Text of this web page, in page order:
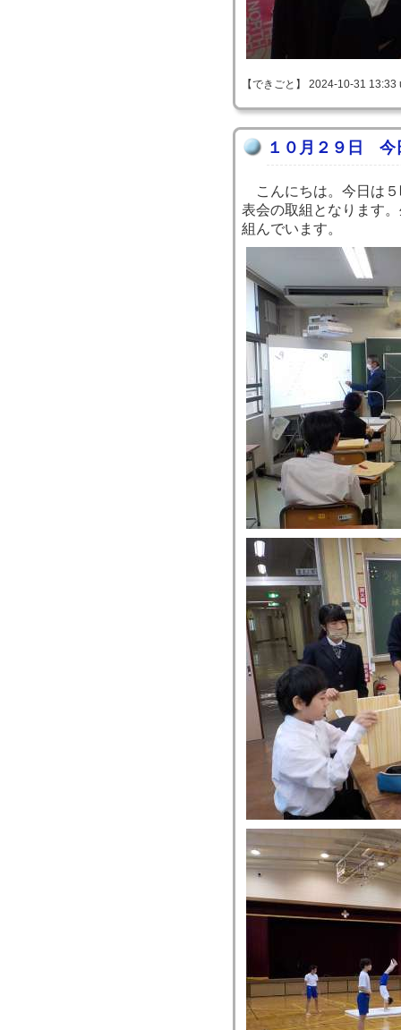
【できごと】 2024-10-31
１０月２９日 今
こんにちは。今日は５
表会の取組となります
組んでいます。